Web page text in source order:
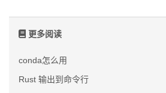
更多阅读
conda怎么用
Rust 输出到命令行